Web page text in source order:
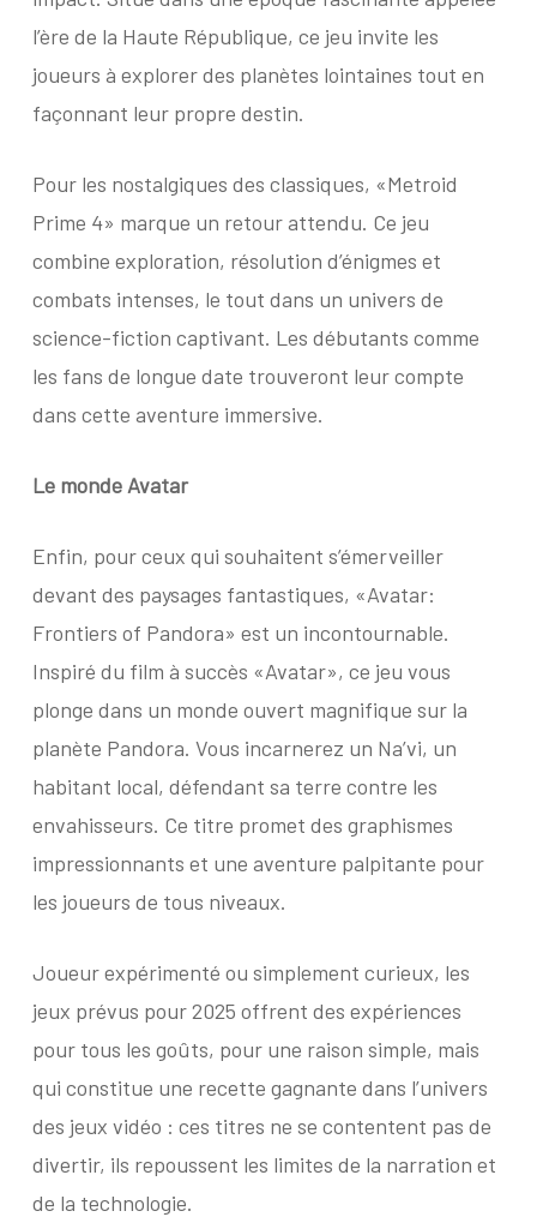
l’ère de la Haute République, ce jeu invite les
joueurs à explorer des planètes lointaines tout en
façonnant leur propre destin.
Pour les nostalgiques des classiques, «Metroid
Prime 4» marque un retour attendu. Ce jeu
combine exploration, résolution d’énigmes et
combats intenses, le tout dans un univers de
science-fiction captivant. Les débutants comme
les fans de longue date trouveront leur compte
dans cette aventure immersive.
Le monde Avatar
Enfin, pour ceux qui souhaitent s’émerveiller
devant des paysages fantastiques, «Avatar:
Frontiers of Pandora» est un incontournable.
Inspiré du film à succès «Avatar», ce jeu vous
plonge dans un monde ouvert magnifique sur la
planète Pandora. Vous incarnerez un Na’vi, un
habitant local, défendant sa terre contre les
envahisseurs. Ce titre promet des graphismes
impressionnants et une aventure palpitante pour
les joueurs de tous niveaux.
Joueur expérimenté ou simplement curieux, les
jeux prévus pour 2025 offrent des expériences
pour tous les goûts, pour une raison simple, mais
qui constitue une recette gagnante dans l’univers
des jeux vidéo : ces titres ne se contentent pas de
divertir, ils repoussent les limites de la narration et
de la technologie.